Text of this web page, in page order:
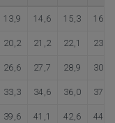
13,9 14,6 15,3 16,1
20,2 21,2 22,1 23,1
26,6 27,7 28,9 30,0
33,3 34,6 36,0 37,3
39,6 41,1 42,6 44,2